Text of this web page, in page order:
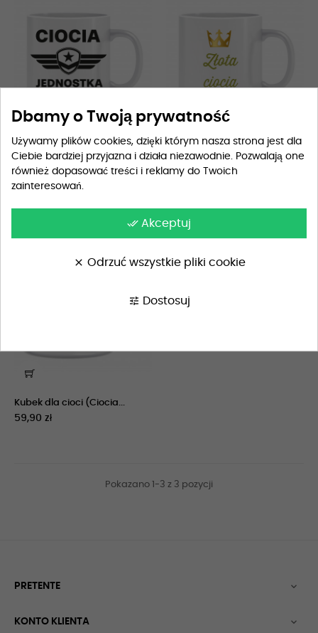
Kubek dla cioci (Ciocia...
59,90 zł
Kubek dla cioci (Złota ciocia)
Kubek dla cioci (Ciocia...
59,90 zł
Pokazano 1-3 z 3 pozycji
PRETENTE 
KONTO KLIENTA 
Dbamy o Twoją prywatność
Używamy plików cookies, dzięki którym nasza strona jest dla
Ciebie bardziej przyjazna i działa niezawodnie. Pozwalają one
również dopasować treści i reklamy do Twoich
zainteresowań.
done_all Akceptuj
clear Odrzuć wszystkie pliki cookie
tune Dostosuj